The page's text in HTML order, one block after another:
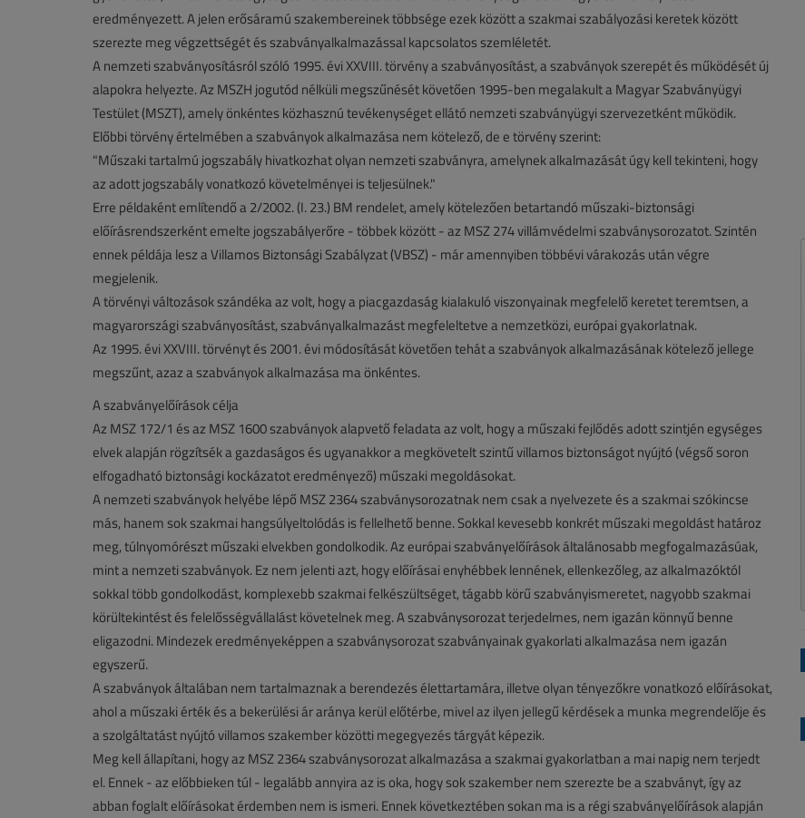
eredményezett. A jelen erősáramú szakembereinek többsége ezek között a szakmai szabályozási keretek között
szerezte meg végzettségét és szabványalkalmazással kapcsolatos szemléletét.
A nemzeti szabványosításról szóló 1995. évi XXVIII. törvény a szabványosítást, a szabványok szerepét és működését új
alapokra helyezte. Az MSZH jogutód nélküli megszűnését követően 1995-ben megalakult a Magyar Szabványügyi
Testület (MSZT), amely önkéntes közhasznú tevékenységet ellátó nemzeti szabványügyi szervezetként működik.
Előbbi törvény értelmében a szabványok alkalmazása nem kötelező, de e törvény szerint:
"Műszaki tartalmú jogszabály hivatkozhat olyan nemzeti szabványra, amelynek alkalmazását úgy kell tekinteni, hogy
az adott jogszabály vonatkozó követelményei is teljesülnek."
Erre példaként említendő a 2/2002. (I. 23.) BM rendelet, amely kötelezően betartandó műszaki-biztonsági
előírásrendszerként emelte jogszabályerőre - többek között - az MSZ 274 villámvédelmi szabványsorozatot. Szintén
ennek példája lesz a Villamos Biztonsági Szabályzat (VBSZ) - már amennyiben többévi várakozás után végre
megjelenik.
A törvényi változások szándéka az volt, hogy a piacgazdaság kialakuló viszonyainak megfelelő keretet teremtsen, a
magyarországi szabványosítást, szabványalkalmazást megfeleltetve a nemzetközi, európai gyakorlatnak.
Az 1995. évi XXVIII. törvényt és 2001. évi módosítását követően tehát a szabványok alkalmazásának kötelező jellege
megszűnt, azaz a szabványok alkalmazása ma önkéntes.
A szabványelőírások célja
Az MSZ 172/1 és az MSZ 1600 szabványok alapvető feladata az volt, hogy a műszaki fejlődés adott szintjén egységes
elvek alapján rögzítsék a gazdaságos és ugyanakkor a megkövetelt szintű villamos biztonságot nyújtó (végső soron
elfogadható biztonsági kockázatot eredményező) műszaki megoldásokat.
A nemzeti szabványok helyébe lépő MSZ 2364 szabványsorozatnak nem csak a nyelvezete és a szakmai szókincse
más, hanem sok szakmai hangsúlyeltolódás is fellelhető benne. Sokkal kevesebb konkrét műszaki megoldást határoz
meg, túlnyomórészt műszaki elvekben gondolkodik. Az európai szabványelőírások általánosabb megfogalmazásúak,
mint a nemzeti szabványok. Ez nem jelenti azt, hogy előírásai enyhébbek lennének, ellenkezőleg, az alkalmazóktól
sokkal több gondolkodást, komplexebb szakmai felkészültséget, tágabb körű szabványismeretet, nagyobb szakmai
körültekintést és felelősségvállalást követelnek meg. A szabványsorozat terjedelmes, nem igazán könnyű benne
eligazodni. Mindezek eredményeképpen a szabványsorozat szabványainak gyakorlati alkalmazása nem igazán
egyszerű.
A szabványok általában nem tartalmaznak a berendezés élettartamára, illetve olyan tényezőkre vonatkozó előírásokat,
ahol a műszaki érték és a bekerülési ár aránya kerül előtérbe, mivel az ilyen jellegű kérdések a munka megrendelője és
a szolgáltatást nyújtó villamos szakember közötti megegyezés tárgyát képezik.
Meg kell állapítani, hogy az MSZ 2364 szabványsorozat alkalmazása a szakmai gyakorlatban a mai napig nem terjedt
el. Ennek - az előbbieken túl - legalább annyira az is oka, hogy sok szakember nem szerezte be a szabványt, így az
abban foglalt előírásokat érdemben nem is ismeri. Ennek következtében sokan ma is a régi szabványelőírások alapján